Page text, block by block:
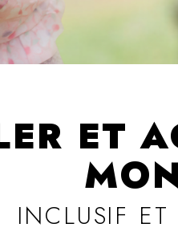
ET
INCLUSIF ET